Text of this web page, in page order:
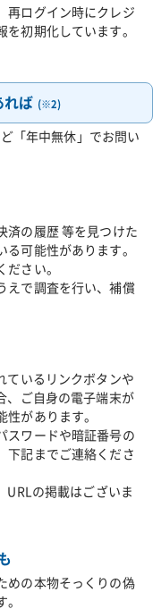
再ログイン時にクレジ
を初期化しています。
れば (※2)
「年中無休」でお問い
済の履歴 等を見つけた
可能性があります。
ださい。
えで調査を行い、補償
ているリンクボタンや
、ご自身の電子端末が
性があります。
スワードや暗証番号の
下記までご連絡くださ
URLの掲載はございま
めの本物そっくりの偽
。